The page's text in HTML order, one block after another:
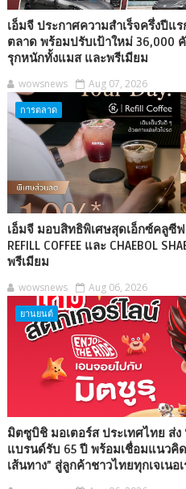
เอ็มจี ประกาศความสำเร็จครึ่งปีแ
ตลาด พร้อมปรับเป้าใหม่ 36,000 คั
รุกหนักทั้งแมส และพรีเมียม
wowsnews Aug 07, 2026
การตลาด
เอ็มจี มอบสิทธิพิเศษสุดเอ็กซ์คลูซี
REFILL COFFEE และ CHAEBOL
พรีเมียม
wowsnews Aug 06, 2026
ยานยนต์
มิตซูบิชิ มอเตอร์ส ประเทศไทย ส่
แบรนด์รับ 65 ปี พร้อมเชื่อมแนวคิ
เส้นทาง” สู่ลูกค้าชาวไทยทุกเจเนอ